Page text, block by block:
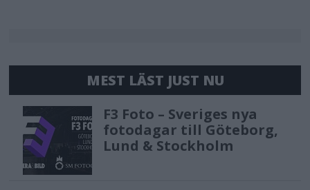
MEST LÄST JUST NU
F3 Foto – Sveriges nya
fotodagar till Göteborg,
Lund & Stockholm